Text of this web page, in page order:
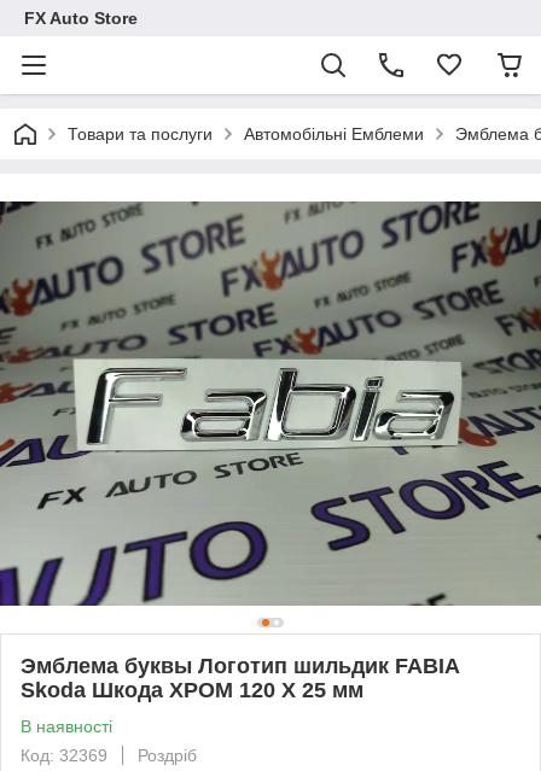
FX Auto Store
Товари та послуги Автомобільні Емблеми Эмблема
Эмблема буквы Логотип шильдик FABIA
Skoda Шкода ХРОМ 120 X 25 мм
В наявності
Код: 32369
Роздріб